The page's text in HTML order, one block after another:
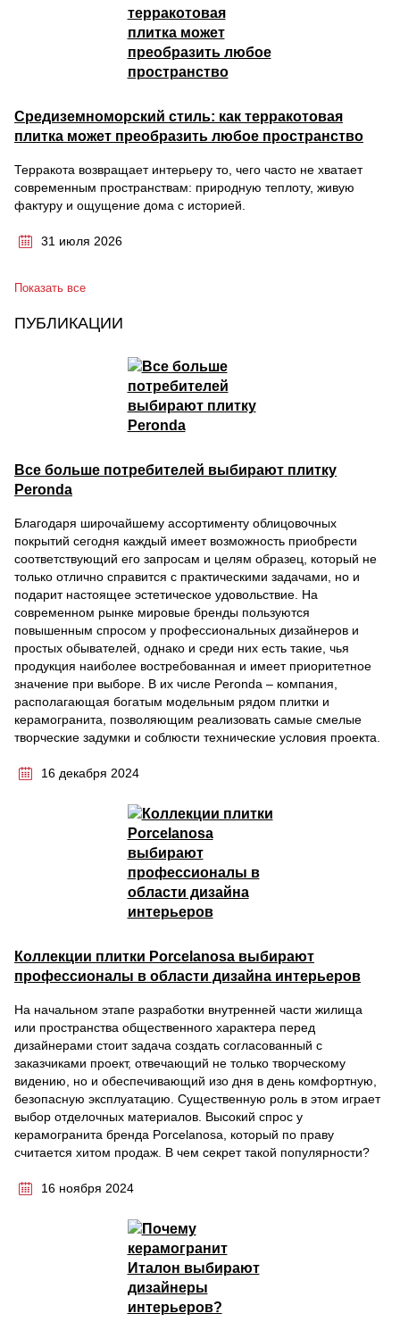
Средиземноморский стиль: как терракотовая
плитка может преобразить любое пространство
Терракота возвращает интерьеру то, чего часто не хватает
современным пространствам: природную теплоту, живую
фактуру и ощущение дома с историей.
31 июля 2026
Показать все
ПУБЛИКАЦИИ
Все больше потребителей выбирают плитку
Peronda
Благодаря широчайшему ассортименту облицовочных
покрытий сегодня каждый имеет возможность приобрести
соответствующий его запросам и целям образец, который не
только отлично справится с практическими задачами, но и
подарит настоящее эстетическое удовольствие. На
современном рынке мировые бренды пользуются
повышенным спросом у профессиональных дизайнеров и
простых обывателей, однако и среди них есть такие, чья
продукция наиболее востребованная и имеет приоритетное
значение при выборе. В их числе Peronda – компания,
располагающая богатым модельным рядом плитки и
керамогранита, позволяющим реализовать самые смелые
творческие задумки и соблюсти технические условия проекта.
16 декабря 2024
Коллекции плитки Porcelanosa выбирают
профессионалы в области дизайна интерьеров
На начальном этапе разработки внутренней части жилища
или пространства общественного характера перед
дизайнерами стоит задача создать согласованный с
заказчиками проект, отвечающий не только творческому
видению, но и обеспечивающий изо дня в день комфортную,
безопасную эксплуатацию. Существенную роль в этом играет
выбор отделочных материалов. Высокий спрос у
керамогранита бренда Porcelanosa, который по праву
считается хитом продаж. В чем секрет такой популярности?
16 ноября 2024